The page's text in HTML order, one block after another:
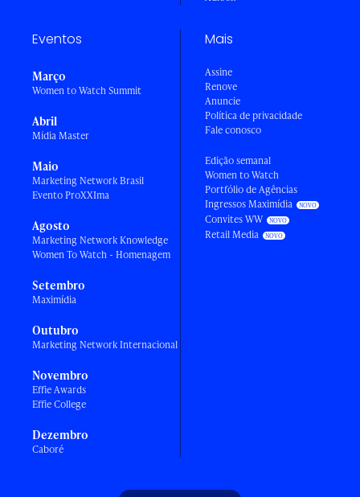
Eventos
Março
Women to Watch Summit
Abril
Mídia Master
Maio
Marketing Network Brasil
Evento ProXXIma
Agosto
Marketing Network Knowledge
Women To Watch - Homenagem
Setembro
Maximídia
Outubro
Marketing Network Internacional
Novembro
Effie Awards
Effie College
Dezembro
Caboré
Mais
Assine
Renove
Anuncie
Política de privacidade
Fale conosco
Edição semanal
Women to Watch
Portfólio de Agências
Ingressos Maximídia
Convites WW
Retail Media